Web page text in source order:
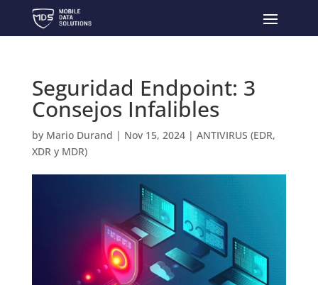
Seguridad Endpoint: 3
Consejos Infalibles
by Mario Durand | Nov 15, 2024| ANTIVIRUS (EDR,
XDR y MDR)